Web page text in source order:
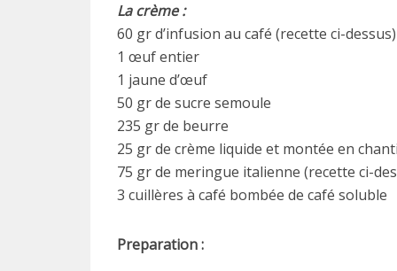
La crème :
60 gr d’infusion au café (recette ci-dessus)
1 œuf entier
1 jaune d’œuf
50 gr de sucre semoule
235 gr de beurre
25 gr de crème liquide et montée en
75 gr de meringue italienne (recette ci-
3 cuillères à café bombée de café soluble
Preparation :